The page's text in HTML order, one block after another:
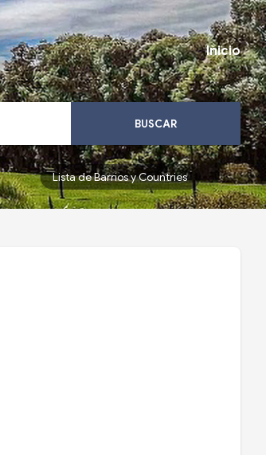
Inicio
BUSCAR
Lista de Barrios y Countries